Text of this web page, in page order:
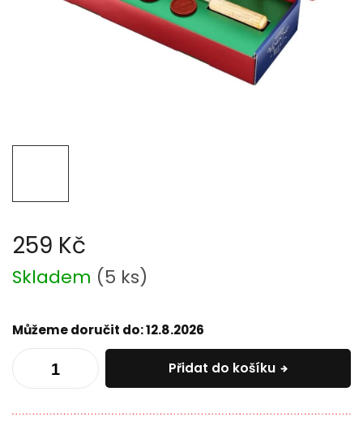
259 Kč
Měrná
cena:
Skladem (5 ks)
Můžeme doručit do:12.8.2026
Přidat do košíku